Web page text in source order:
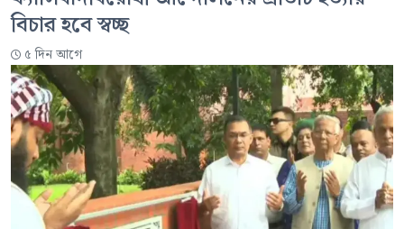
বিচার হবে স্বচ্ছ
৫ দিন আগে